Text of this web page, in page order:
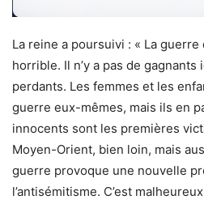
La reine a poursuivi : « La
horrible. Il n’y a pas de
perdants. Les femmes et les
guerre eux-mêmes, mais ils en
innocents sont les premières
Moyen-Orient, bien loin, mais
guerre provoque une nouvelle
l’antisémitisme. C’est